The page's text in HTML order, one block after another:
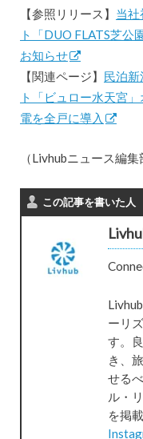
【参照リリース】 当
ト「DUO FLATS芝
お知らせ
【関連ページ】 民泊
ト「ビュロー水天宮
電を全戸に導入
（Livhubニュース編集
この記事を書いた人
ーリ
す。
き、
せる
ル・
を掲